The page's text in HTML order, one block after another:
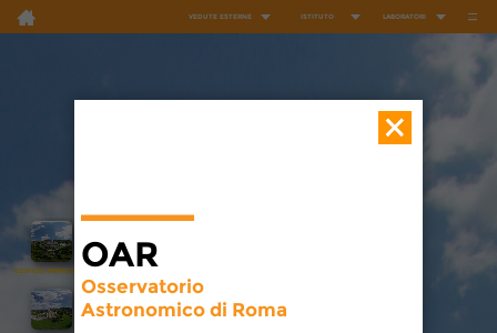
EDIFICIO PRINCIPALE
VEDUTE ESTERNE ISTITUTO LABORATORI
___
OAR
Osservatorio
Astronomico di Roma